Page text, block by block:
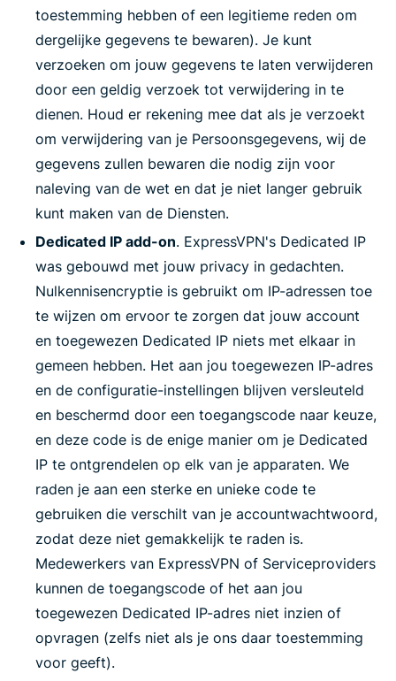
toestemming hebben of een legitieme reden om
dergelijke gegevens te bewaren). Je kunt
verzoeken om jouw gegevens te laten verwijderen
door een geldig verzoek tot verwijdering in te
dienen. Houd er rekening mee dat als je verzoekt
om verwijdering van je Persoonsgegevens, wij de
gegevens zullen bewaren die nodig zijn voor
naleving van de wet en dat je niet langer gebruik
kunt maken van de Diensten.
Dedicated IP add-on. ExpressVPN's Dedicated IP
was gebouwd met jouw privacy in gedachten.
Nulkennisencryptie is gebruikt om IP-adressen toe
te wijzen om ervoor te zorgen dat jouw account
en toegewezen Dedicated IP niets met elkaar in
gemeen hebben. Het aan jou toegewezen IP-adres
en de configuratie-instellingen blijven versleuteld
en beschermd door een toegangscode naar keuze,
en deze code is de enige manier om je Dedicated
IP te ontgrendelen op elk van je apparaten. We
raden je aan een sterke en unieke code te
gebruiken die verschilt van je accountwachtwoord,
zodat deze niet gemakkelijk te raden is.
Medewerkers van ExpressVPN of Serviceproviders
kunnen de toegangscode of het aan jou
toegewezen Dedicated IP-adres niet inzien of
opvragen (zelfs niet als je ons daar toestemming
voor geeft).